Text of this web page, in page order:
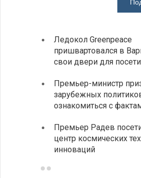
Ледокол Greenpeace
пришвартовался в
свои двери для
Премьер-министр
зарубежных
ознакомиться с
Премьер Радев
центр космических
инноваций